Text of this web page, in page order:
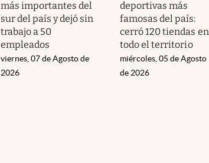
más importantes del
sur del país y dejó sin
trabajo a 50
empleados
viernes, 07 de Agosto de
2026
deportivas más
famosas del país:
cerró 120 tiendas en
todo el territorio
miércoles, 05 de Agosto
de 2026